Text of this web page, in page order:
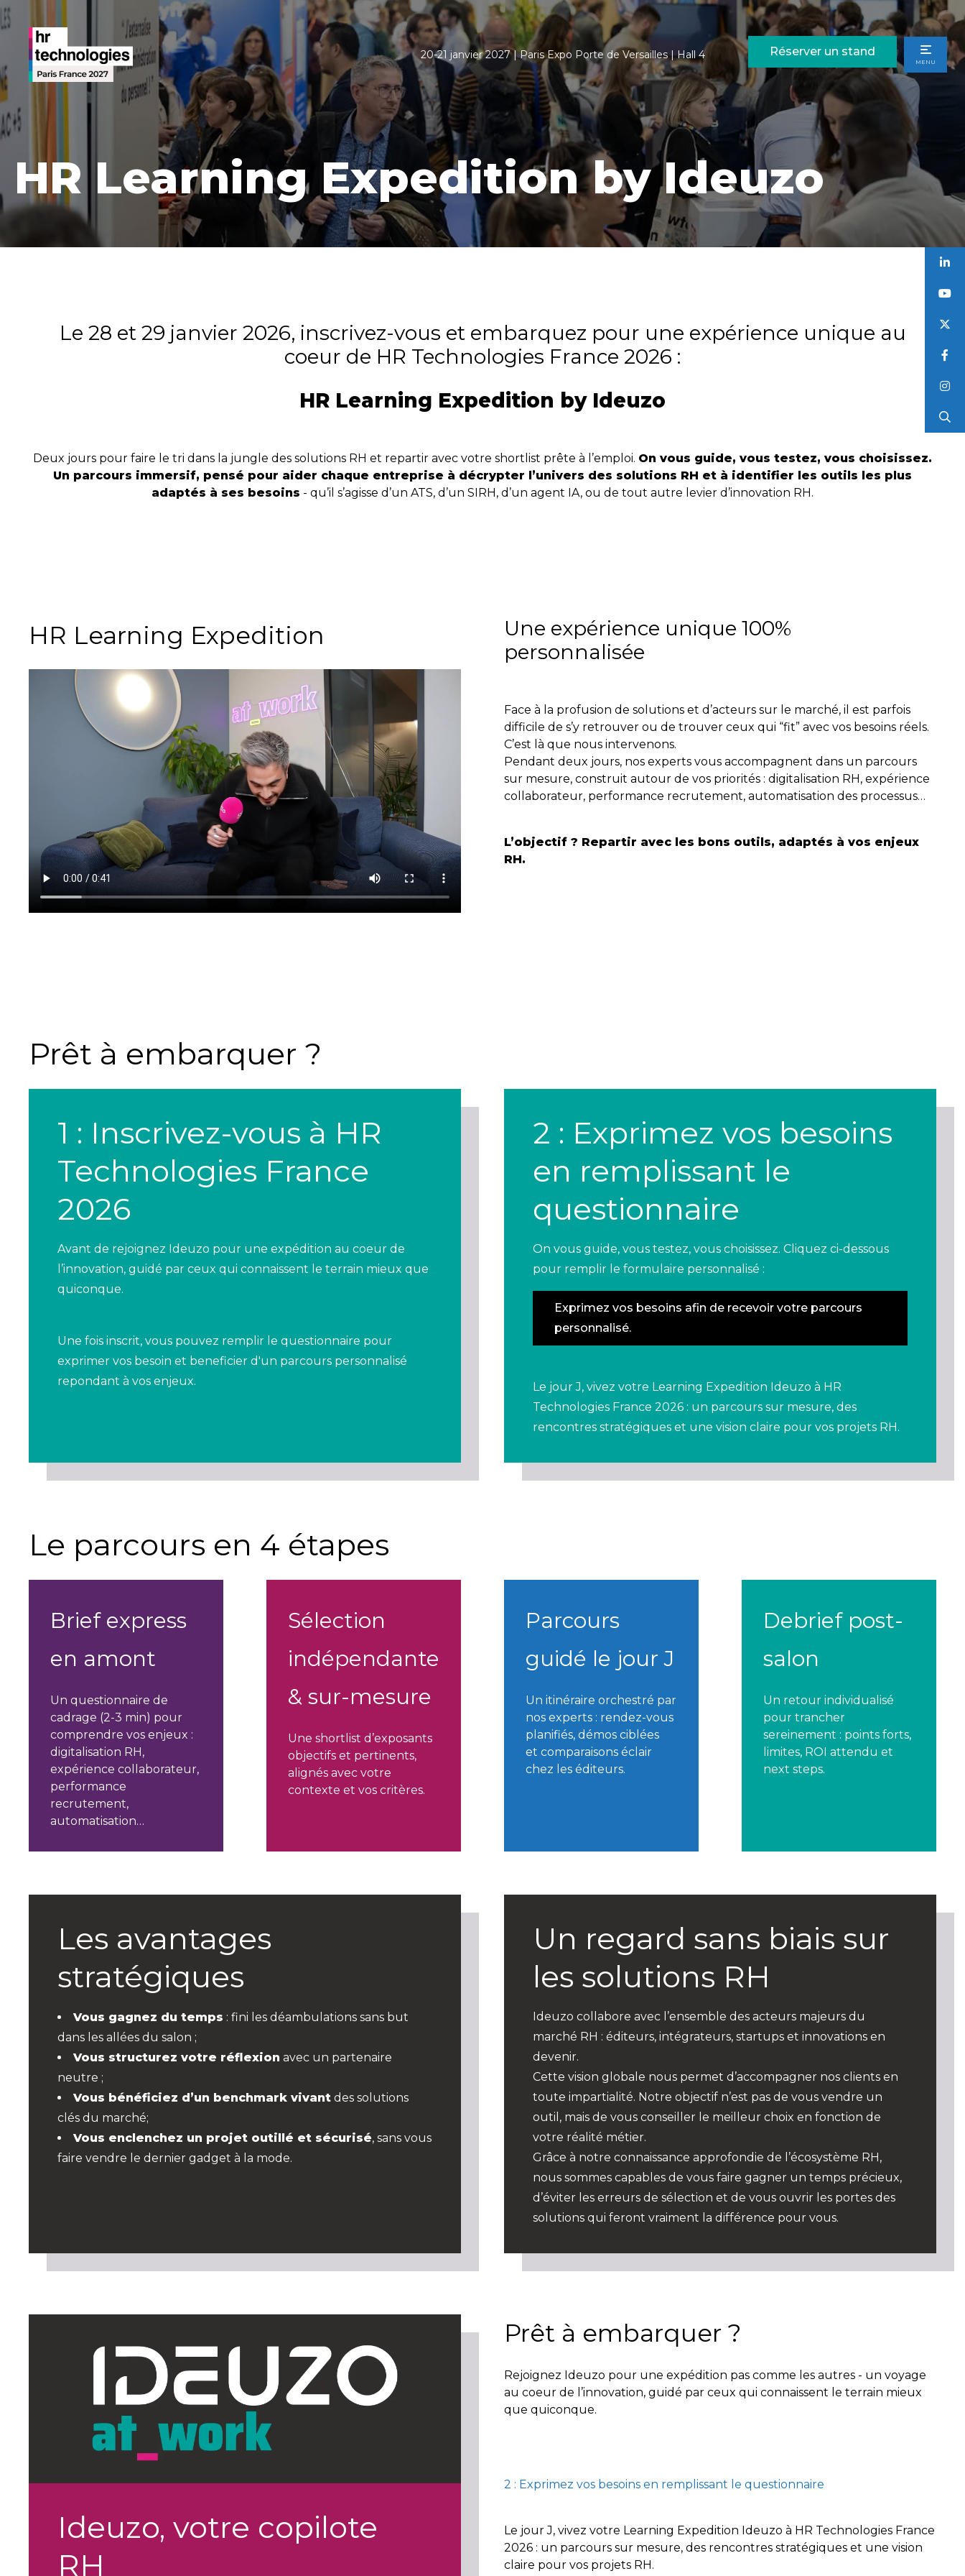
20-21 janvier 2027 | Paris Expo Porte de Versailles | Hall 4 Réserver un stand
MENU
HR Learning Expedition by Ideuzo
Le 28 et 29 janvier 2026, inscrivez-vous et embarquez pour une expérience unique au
coeur de HR Technologies France 2026 :
HR Learning Expedition by Ideuzo
Deux jours pour faire le tri dans la jungle des solutions RH et repartir avec votre shortlist prête à l’emploi. On vous guide, vous testez, vous choisissez.
Un parcours immersif, pensé pour aider chaque entreprise à décrypter l’univers des solutions RH et à identifier les outils les plus
adaptés à ses besoins - qu’il s’agisse d’un ATS, d’un SIRH, d’un agent IA, ou de tout autre levier d’innovation RH.
HR Learning Expedition
Une expérience unique 100%
personnalisée
Face à la profusion de solutions et d’acteurs sur le marché, il est parfois
difficile de s’y retrouver ou de trouver ceux qui “fit” avec vos besoins réels.
C’est là que nous intervenons.
Pendant deux jours, nos experts vous accompagnent dans un parcours
sur mesure, construit autour de vos priorités : digitalisation RH, expérience
collaborateur, performance recrutement, automatisation des processus…
L’objectif ? Repartir avec les bons outils, adaptés à vos enjeux
RH.
Prêt à embarquer ?
1 : Inscrivez-vous à HR
Technologies France
2026
Avant de rejoignez Ideuzo pour une expédition au coeur de
l’innovation, guidé par ceux qui connaissent le terrain mieux que
quiconque.
Une fois inscrit, vous pouvez remplir le questionnaire pour
exprimer vos besoin et beneficier d'un parcours personnalisé
repondant à vos enjeux.
2 : Exprimez vos besoins
en remplissant le
questionnaire
On vous guide, vous testez, vous choisissez. Cliquez ci-dessous
pour remplir le formulaire personnalisé :
Exprimez vos besoins afin de recevoir votre parcours
personnalisé.
Le jour J, vivez votre Learning Expedition Ideuzo à HR
Technologies France 2026 : un parcours sur mesure, des
rencontres stratégiques et une vision claire pour vos projets RH.
Le parcours en 4 étapes
Brief express
en amont
Un questionnaire de
cadrage (2-3 min) pour
comprendre vos enjeux :
digitalisation RH,
expérience collaborateur,
performance
recrutement,
automatisation…
Sélection
indépendante
& sur-mesure
Une shortlist d’exposants
objectifs et pertinents,
alignés avec votre
contexte et vos critères.
Parcours
guidé le jour J
Un itinéraire orchestré par
nos experts : rendez-vous
planifiés, démos ciblées
et comparaisons éclair
chez les éditeurs.
Debrief post-
salon
Un retour individualisé
pour trancher
sereinement : points forts,
limites, ROI attendu et
next steps.
Les avantages
stratégiques
Vous gagnez du temps : fini les déambulations sans but
dans les allées du salon ;
Vous structurez votre réflexion avec un partenaire
neutre ;
Vous bénéficiez d’un benchmark vivant des solutions
clés du marché;
Vous enclenchez un projet outillé et sécurisé, sans vous
faire vendre le dernier gadget à la mode.
Un regard sans biais sur
les solutions RH
Ideuzo collabore avec l’ensemble des acteurs majeurs du
marché RH : éditeurs, intégrateurs, startups et innovations en
devenir.
Cette vision globale nous permet d’accompagner nos clients en
toute impartialité. Notre objectif n’est pas de vous vendre un
outil, mais de vous conseiller le meilleur choix en fonction de
votre réalité métier.
Grâce à notre connaissance approfondie de l’écosystème RH,
nous sommes capables de vous faire gagner un temps précieux,
d’éviter les erreurs de sélection et de vous ouvrir les portes des
solutions qui feront vraiment la différence pour vous.
Ideuzo, votre copilote
RH
Prêt à embarquer ?
Rejoignez Ideuzo pour une expédition pas comme les autres - un voyage
au coeur de l’innovation, guidé par ceux qui connaissent le terrain mieux
que quiconque.
2 : Exprimez vos besoins en remplissant le questionnaire
Le jour J, vivez votre Learning Expedition Ideuzo à HR Technologies France
2026 : un parcours sur mesure, des rencontres stratégiques et une vision
claire pour vos projets RH.